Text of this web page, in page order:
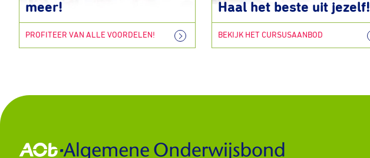
meer!
PROFITEER VAN ALLE VOORDELEN!
Haal het beste uit jezelf!
BEKIJK HET CURSUSAANBOD